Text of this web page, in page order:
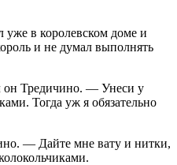
в королевском доме и
и не думал выполнять
он Тредичино. — Унеси у
Тогда уж я обязательно
— Дайте мне вату и нитки,